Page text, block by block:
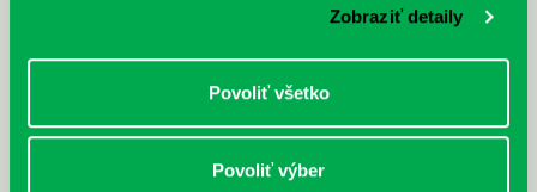
Zobraziť detaily
Povoliť všetko
Povoliť výber
Počas letných mesiacov upravujeme výpožičné hodiny. Knižnica
podvečerných hodinách, keď býva na...
Prečítané leto v petržalskej knižnici
,Turnianska 10,Vavilovova 24